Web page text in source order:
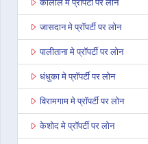
जासदान मे प्रॉपर्टी पर लोन
पालीताना मे प्रॉपर्टी पर लोन
धंधुका मे प्रॉपर्टी पर लोन
विरामगाम मे प्रॉपर्टी पर लोन
केशोद मे प्रॉपर्टी पर लोन